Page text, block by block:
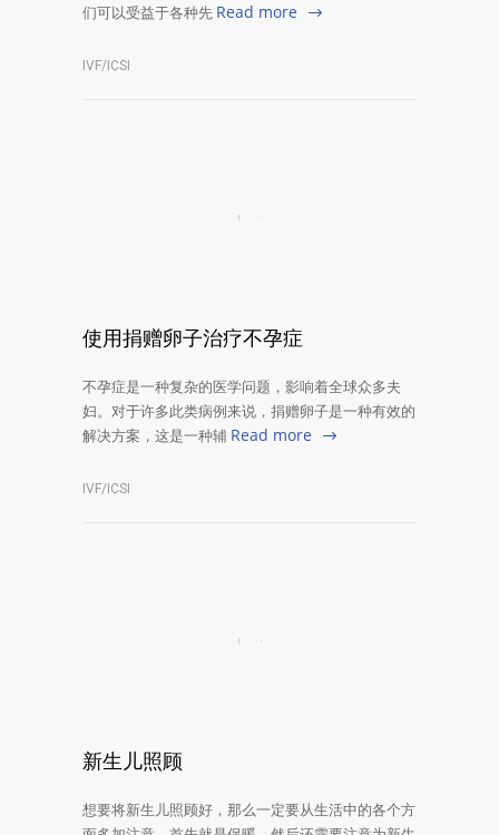
们可以受益于各种先 Read more
IVF/ICSI
使用捐赠卵子治疗不孕症
不孕症是一种复杂的医学问题，影响着全球众多夫
妇。对于许多此类病例来说，捐赠卵子是一种有效的
解决方案，这是一种辅 Read more
IVF/ICSI
新生儿照顾
想要将新生儿照顾好，那么一定要从生活中的各个方